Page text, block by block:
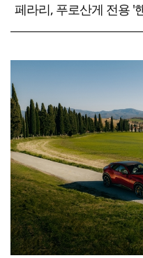
페라리, 푸로산게 전용 '